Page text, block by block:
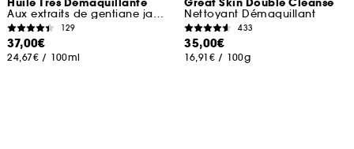
Huile Très Démaquillante
Aux extraits de gentiane jaune & mélisse des Alpes
129
37,00€
24,67€ / 100ml
Great Skin Double Cleanse
Nettoyant Démaquillant
433
35,00€
16,91€ / 100g